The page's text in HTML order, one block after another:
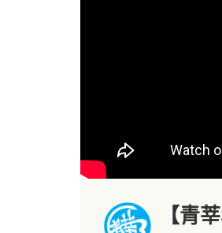
【青